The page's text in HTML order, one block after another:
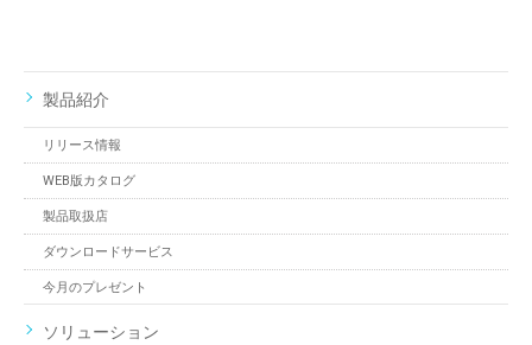
製品紹介
リリース情報
WEB版カタログ
製品取扱店
ダウンロードサービス
今月のプレゼント
ソリューション